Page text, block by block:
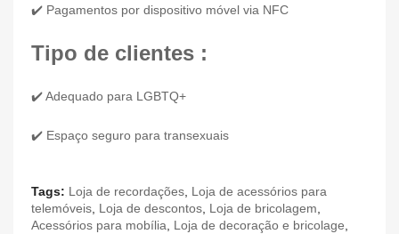
✔️ Pagamentos por dispositivo móvel via NFC
Tipo de clientes :
✔️ Adequado para LGBTQ+
✔️ Espaço seguro para transexuais
Tags: Loja de recordações Loja de acessórios para
telemóveis Loja de descontos Loja de bricolagem
Acessórios para mobília
Loja de decoração e bricolage